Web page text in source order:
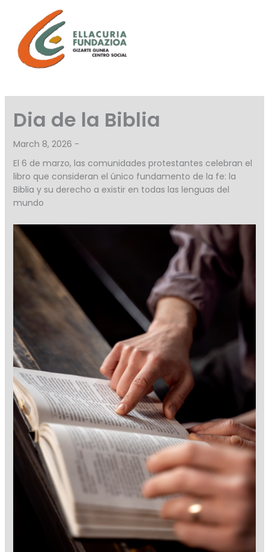
content
Dia de la Biblia
March 8, 2026 -
El 6 de marzo, las comunidades protestantes celebran el
libro que consideran el único fundamento de la fe: la
Biblia y su derecho a existir en todas las lenguas del
mundo